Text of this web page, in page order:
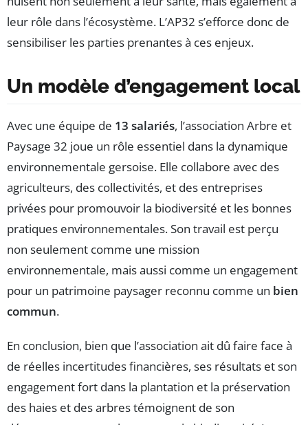
leur rôle dans l’écosystème. L’AP32 s’efforce donc de
sensibiliser les parties prenantes à ces enjeux.
Un modèle d’engagement local
Avec une équipe de 13 salariés, l’association Arbre et
Paysage 32 joue un rôle essentiel dans la dynamique
environnementale gersoise. Elle collabore avec des
agriculteurs, des collectivités, et des entreprises
privées pour promouvoir la biodiversité et les bonnes
pratiques environnementales. Son travail est perçu
non seulement comme une mission
environnementale, mais aussi comme un engagement
pour un patrimoine paysager reconnu comme un bien
commun.
En conclusion, bien que l’association ait dû faire face à
de réelles incertitudes financières, ses résultats et son
engagement fort dans la plantation et la préservation
des haies et des arbres témoignent de son